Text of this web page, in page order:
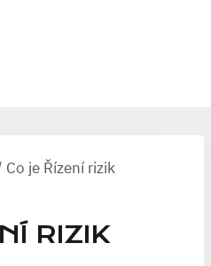
Co je Řízení rizik
RIZIK